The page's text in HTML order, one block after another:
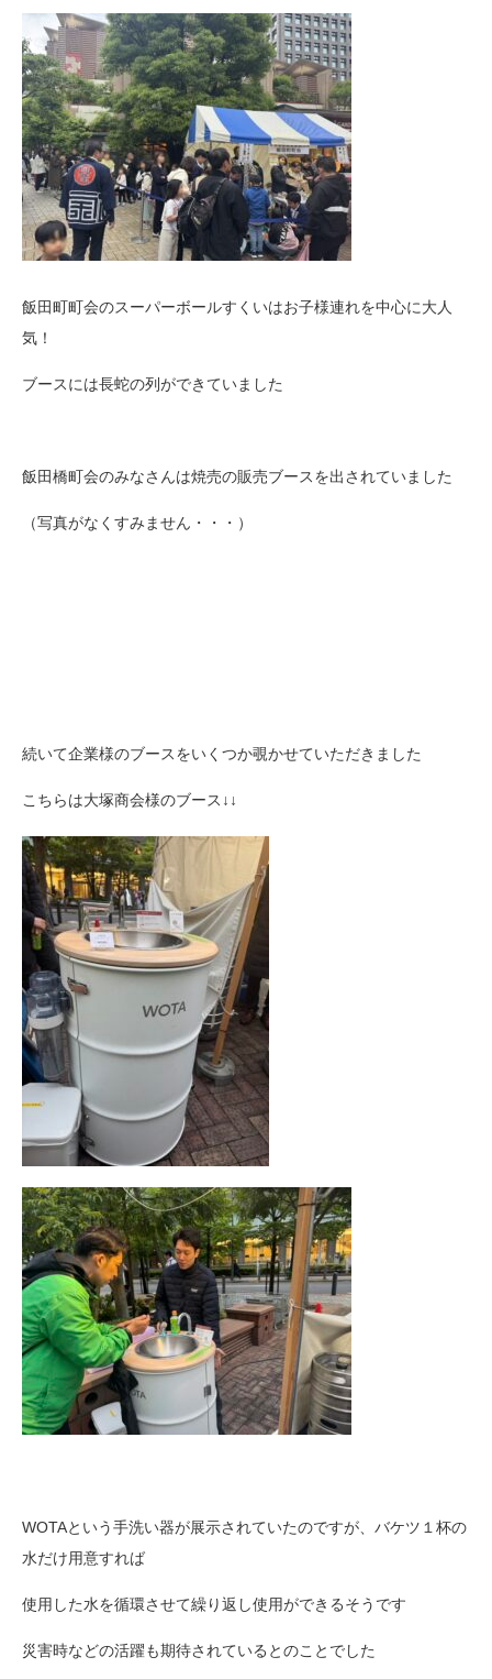
飯田町町会のスーパーボールすくいはお子様連れを中心に大人
気！
ブースには長蛇の列ができていました
飯田橋町会のみなさんは焼売の販売ブースを出されていました
（写真がなくすみません・・・）
続いて企業様のブースをいくつか覗かせていただきました
こちらは大塚商会様のブース↓↓
WOTAという手洗い器が展示されていたのですが、バケツ１杯の
水だけ用意すれば
使用した水を循環させて繰り返し使用ができるそうです
災害時などの活躍も期待されているとのことでした